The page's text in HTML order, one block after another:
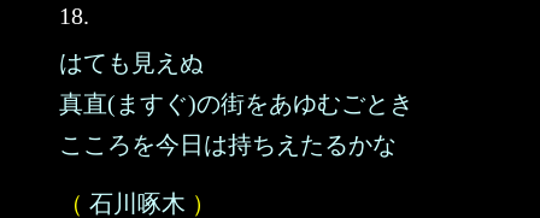
18.
はても見えぬ
真直(ますぐ)の街をあゆむごとき
こころを今日は持ちえたるかな
（ 石川啄木 ）